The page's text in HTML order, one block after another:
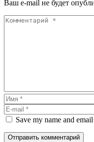
Ваш e-mail не будет
Save my name and
Отправить комментарий